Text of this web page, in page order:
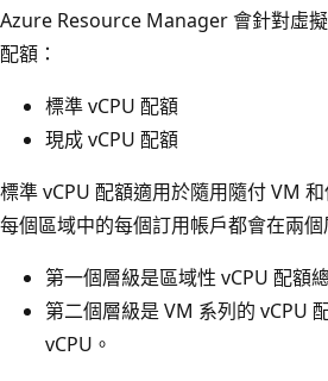
Azure Resource Manager 會針對虛
配額：
標準 vCPU 配額
現成 vCPU 配額
標準 vCPU 配額適用於隨用隨付 VM
每個區域中的每個訂用帳戶都會在兩個
第一個層級是區域性 vCPU 配額
第二個層級是 VM 系列的 vCPU
vCPU。